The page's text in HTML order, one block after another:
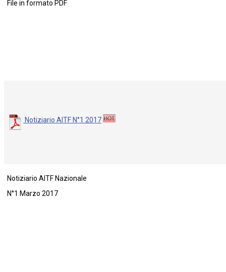
File in formato PDF
Notiziario AITF N°1 2017
Notiziario AITF Nazionale
N°1 Marzo 2017